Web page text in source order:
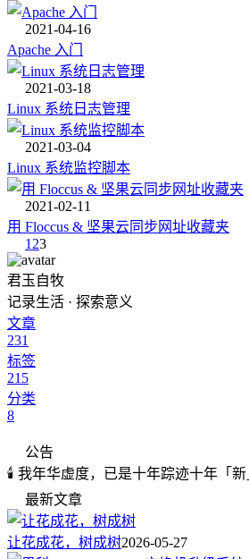
2021-04-16
Apache 入门
2021-03-18
Linux 系统日志管理
2021-03-04
Linux 系统监控脚本
2021-02-11
用 Floccus & 坚果云同步网址收藏夹
1 23
君玉自牧
记录生活 · 探索意义
文章
231
标签
215
分类
8
公告
🕯️ 我年华虚度，已是十年踪迹十年「新
最新文章
让花成花，树成树2026-05-27